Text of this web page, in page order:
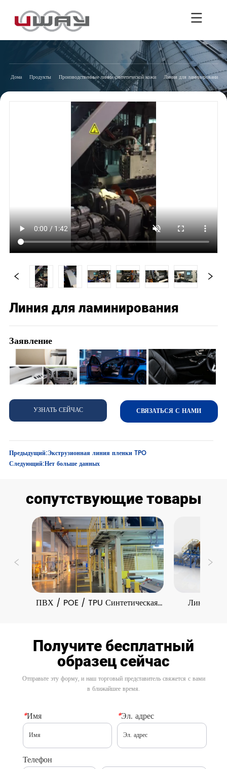
Дома Продукты Производственные линии синтетической кожи Линия для ламинирования
Линия для ламинирования
Заявление
УЗНАТЬ СЕЙЧАС СВЯЗАТЬСЯ С НАМИ
Предыдущий:Экструзионная линия пленки TPO
Следующий:Нет больше данных
сопутствующие товары
ПВХ / POE / TPU Синтетическая Линия
Получите бесплатный
образец сейчас
Отправьте эту форму, и наш торговый представитель свяжется с вами
в ближайшее время.
*Имя *Эл. адрес
Телефон